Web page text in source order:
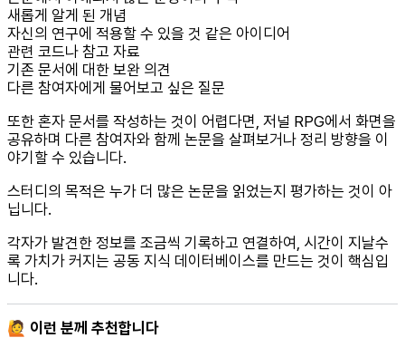
새롭게 알게 된 개념
자신의 연구에 적용할 수 있을 것 같은 아이디어
관련 코드나 참고 자료
기존 문서에 대한 보완 의견
다른 참여자에게 물어보고 싶은 질문
또한 혼자 문서를 작성하는 것이 어렵다면, 저널 RPG에서 화면을
공유하며 다른 참여자와 함께 논문을 살펴보거나 정리 방향을 이
야기할 수 있습니다.
스터디의 목적은 누가 더 많은 논문을 읽었는지 평가하는 것이 아
닙니다.
각자가 발견한 정보를 조금씩 기록하고 연결하여, 시간이 지날수
록 가치가 커지는 공동 지식 데이터베이스를 만드는 것이 핵심입
니다.
🙋 이런 분께 추천합니다